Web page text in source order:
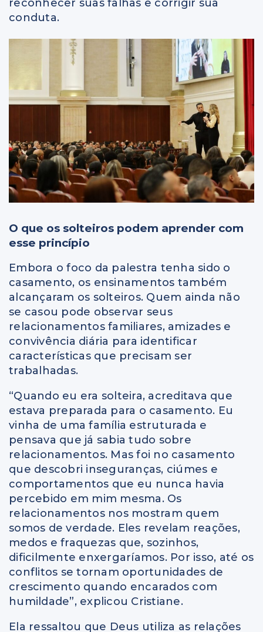
reconhecer suas falhas e corrigir sua
conduta.
O que os solteiros podem aprender com
esse princípio
Embora o foco da palestra tenha sido o
casamento, os ensinamentos também
alcançaram os solteiros. Quem ainda não
se casou pode observar seus
relacionamentos familiares, amizades e
convivência diária para identificar
características que precisam ser
trabalhadas.
“Quando eu era solteira, acreditava que
estava preparada para o casamento. Eu
vinha de uma família estruturada e
pensava que já sabia tudo sobre
relacionamentos. Mas foi no casamento
que descobri inseguranças, ciúmes e
comportamentos que eu nunca havia
percebido em mim mesma. Os
relacionamentos nos mostram quem
somos de verdade. Eles revelam reações,
medos e fraquezas que, sozinhos,
dificilmente enxergaríamos. Por isso, até os
conflitos se tornam oportunidades de
crescimento quando encarados com
humildade”, explicou Cristiane.
Ela ressaltou que Deus utiliza as relações